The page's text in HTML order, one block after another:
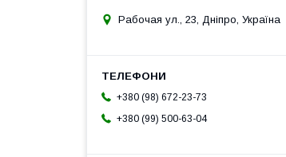
Рабочая ул., 23, Дніпро, Україна
+380 (98) 672-23-73
+380 (99) 500-63-04